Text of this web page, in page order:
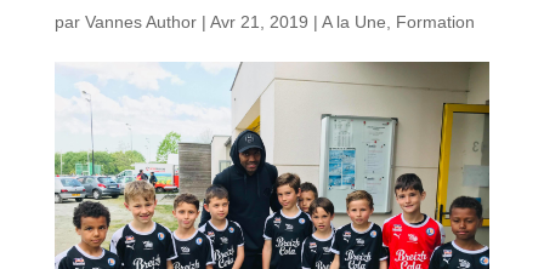
par Vannes Author| Avr 21, 2019 | A la Une, Formation